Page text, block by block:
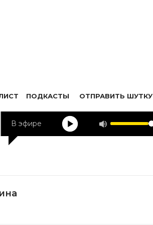
ПОДКАСТЫ ОТПРАВИТЬ ШУТКУ
В эфире